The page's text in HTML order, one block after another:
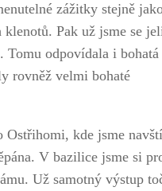
zážitky stejně
Pak už jsme se
odpovídala i
rovněž velmi bohaté
Ostřihomi, kde jsme
V bazilice jsme si
Už samotný výstup